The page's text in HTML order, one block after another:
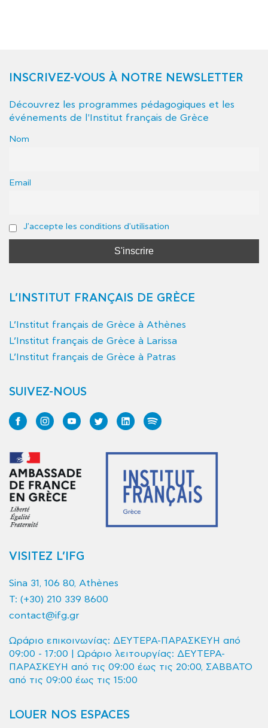
INSCRIVEZ-VOUS À NOTRE NEWSLETTER
Découvrez les programmes pédagogiques et les
événements de l'Institut français de Grèce
Nom
Email
J'accepte les conditions d'utilisation
L’INSTITUT FRANÇAIS DE GRÈCE
L’Institut français de Grèce à Athènes
L’Institut français de Grèce à Larissa
L’Institut français de Grèce à Patras
SUIVEZ-NOUS
VISITEZ L’IFG
Sina 31, 106 80, Athènes
T: (+30) 210 339 8600
contact@ifg.gr
Ωράριο επικοινωνίας: ΔΕΥΤΕΡΑ-ΠΑΡΑΣΚΕΥΗ από
09:00 - 17:00 | Ωράριο λειτουργίας: ΔΕΥΤΕΡΑ-
ΠΑΡΑΣΚΕΥΗ από τις 09:00 έως τις 20:00, ΣΑΒΒΑΤΟ
από τις 09:00 έως τις 15:00
LOUER NOS ESPACES